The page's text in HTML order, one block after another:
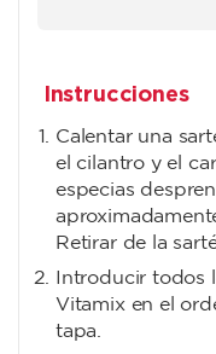
Instrucciones
Calentar una
el cilantro y el
especias
Retirar de la
Introducir todos
Vitamix en el
tapa.